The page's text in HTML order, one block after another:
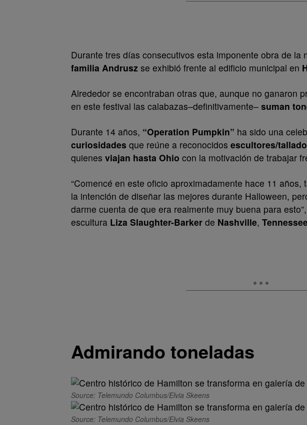
Durante tres días consecutivos esta imponente obra de la
familia Andrusz se exhibió frente al edificio municipal en
Alrededor se encontraban otras que, aunque no ganaron
en este festival las calabazas–definitivamente– suman
Durante 14 años, “Operation Pumpkin” ha sido una
curiosidades que reúne a reconocidos escultores/
quienes viajan hasta Ohio con la motivación de trabajar
“Comencé en este oficio aproximadamente hace 11
la intención de diseñar las mejores durante Halloween,
darme cuenta de que era realmente muy buena para
escultura Liza Slaughter-Barker de Nashville, Tennessee
Admirando toneladas
Source: Telemundo Columbus/Elvia Skeens
Source: Telemundo Columbus/Elvia Skeens